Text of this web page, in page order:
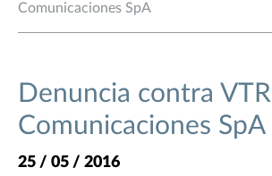
Comunicaciones SpA
Denuncia contra VTR
Comunicaciones SpA
25 / 05 / 2016